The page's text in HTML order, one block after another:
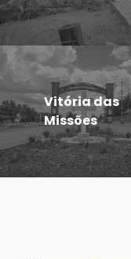
Vitória das
Missões